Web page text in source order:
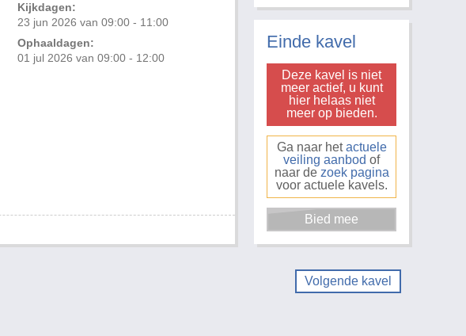
Kijkdagen:
23 jun 2026 van 09:00 - 11:00
Ophaaldagen:
01 jul 2026 van 09:00 - 12:00
Einde kavel
Deze kavel is niet
meer actief, u kunt
hier helaas niet
meer op bieden.
Ga naar hetactuele
veiling aanbod of
naar de zoek pagina
voor actuele kavels.
Volgende kavel